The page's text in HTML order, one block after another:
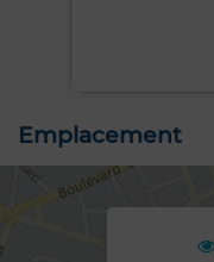
Emplacement